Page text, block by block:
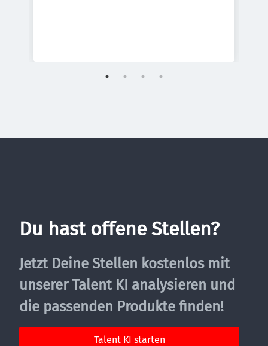
Du hast offene Stellen?
Jetzt Deine Stellen kostenlos mit
unserer Talent KI analysieren und
die passenden Produkte finden!
Talent KI starten